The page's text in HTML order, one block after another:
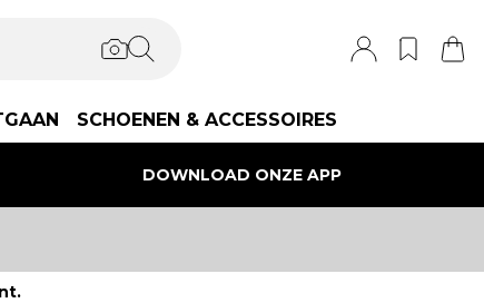
SCHOENEN & ACCESSOIRES
DOWNLOAD ONZE APP